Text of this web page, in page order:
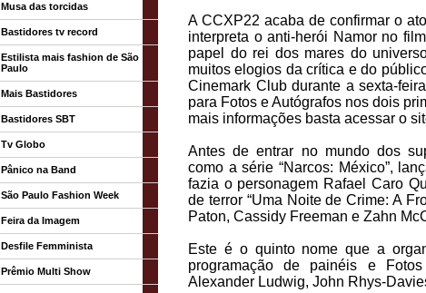
A CCXP22 acaba de confirmar o
interpreta o anti-herói Namor no
papel do rei dos mares do
muitos elogios da crítica e do
Cinemark Club durante a sexta-
para Fotos e Autógrafos nos dois
mais informações basta acessar o
Antes de entrar no mundo dos
como a série “Narcos: México”,
fazia o personagem Rafael Caro
de terror “Uma Noite de Crime: A
Paton, Cassidy Freeman e Zahn
Este é o quinto nome que a
programação de painéis e
Alexander Ludwig, John Rhys-
Musa das torcidas
Bastidores tv record
Estilista mais fashion de São
Paulo
Mais Bastidores
Bastidores SBT
Tv Globo
Pânico na Band
São Paulo Fashion Week
Feira da Imagem
Desfile Femminista
Prêmio Multi Show